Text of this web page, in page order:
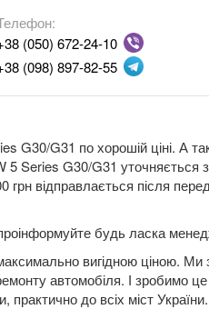
(050) 672-24-10
(098) 897-82-55
G30/G31 по хорошій ціні. А
5 Series G30/G31 уточняється з
відправлається після
будь ласка
вигідною ціною. Ми
автомобіля. І зробимо
практично до всіх міст України.